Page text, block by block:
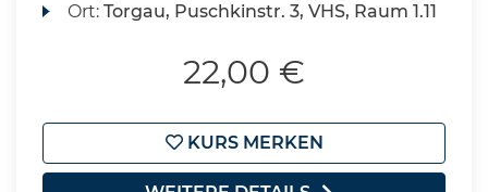
Ort:Torgau, Puschkinstr. 3, VHS, Raum 1.11
22,00 €
KURS MERKEN